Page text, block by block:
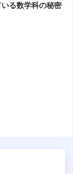
いる数学科の秘密